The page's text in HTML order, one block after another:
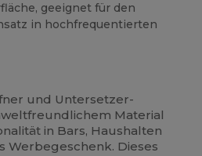
geeignet für den
in hochfrequentierten
und Untersetzer-
Material
in Bars, Haushalten
Werbegeschenk. Dieses